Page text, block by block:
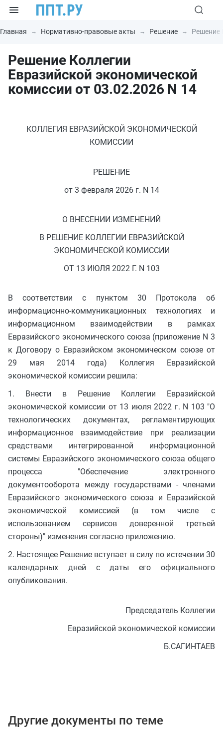
Главная Нормативно-правовые акты Решение Решение
Решение Коллегии
Евразийской экономической
комиссии от 03.02.2026 N 14
КОЛЛЕГИЯ ЕВРАЗИЙСКОЙ ЭКОНОМИЧЕСКОЙ
КОМИССИИ
РЕШЕНИЕ
от 3 февраля 2026 г. N 14
О ВНЕСЕНИИ ИЗМЕНЕНИЙ
В РЕШЕНИЕ КОЛЛЕГИИ ЕВРАЗИЙСКОЙ
ЭКОНОМИЧЕСКОЙ КОМИССИИ
ОТ 13 ИЮЛЯ 2022 Г. N 103
В соответствии с пунктом 30 Протокола об
информационно-коммуникационных технологиях и
информационном взаимодействии в рамках
Евразийского экономического союза (приложение N 3
к Договору о Евразийском экономическом союзе от
29 мая 2014 года) Коллегия Евразийской
экономической комиссии решила:
1. Внести в Решение Коллегии Евразийской
экономической комиссии от 13 июля 2022 г. N 103 "О
технологических документах, регламентирующих
информационное взаимодействие при реализации
средствами интегрированной информационной
системы Евразийского экономического союза общего
процесса "Обеспечение электронного
документооборота между государствами - членами
Евразийского экономического союза и Евразийской
экономической комиссией (в том числе с
использованием сервисов доверенной третьей
стороны)" изменения согласно приложению.
2. Настоящее Решение вступает в силу по истечении 30
календарных дней с даты его официального
опубликования.
Председатель Коллегии
Евразийской экономической комиссии
Б.САГИНТАЕВ
Другие документы по теме